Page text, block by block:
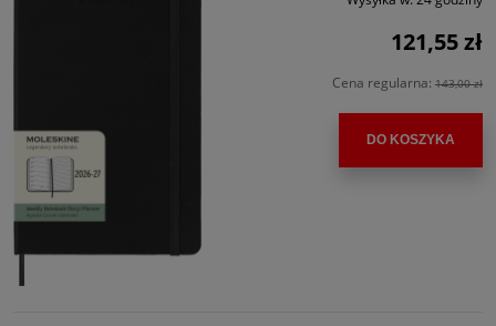
121,55 zł
Cena regularna: 143,00 zł
DO KOSZYKA